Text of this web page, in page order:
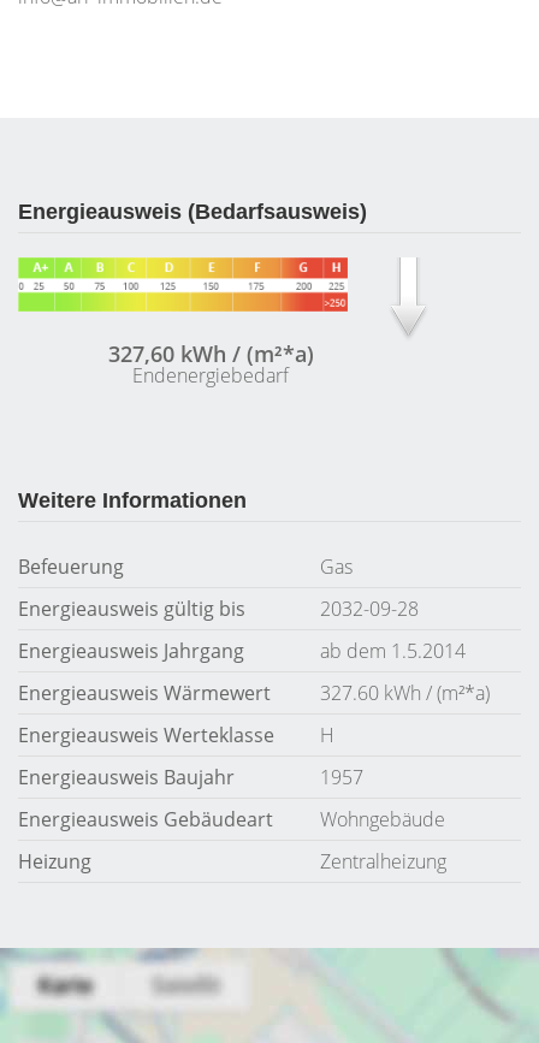
Energieausweis (Bedarfsausweis)
327,60 kWh / (m²*a)
Endenergiebedarf
Weitere Informationen
Befeuerung
Gas
Energieausweis gültig bis
2032-09-28
Energieausweis Jahrgang
ab dem 1.5.2014
Energieausweis Wärmewert
327.60 kWh / (m²*a)
Energieausweis Werteklasse
H
Energieausweis Baujahr
1957
Energieausweis Gebäudeart
Wohngebäude
Heizung
Zentralheizung